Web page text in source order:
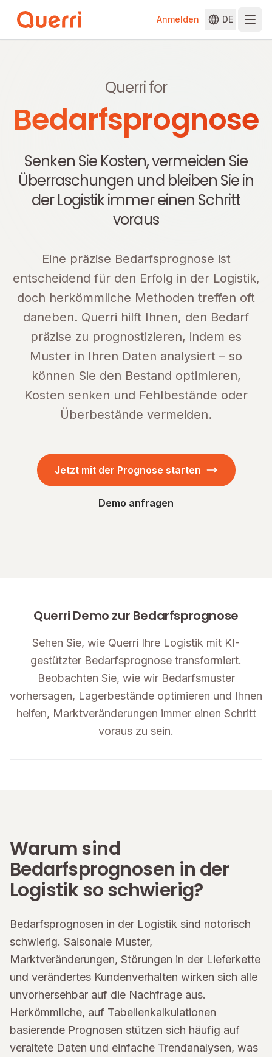
Anmelden DE
Querri for
Bedarfsprognose
Senken Sie Kosten, vermeiden Sie
Überraschungen und bleiben Sie in
der Logistik immer einen Schritt
voraus
Eine präzise Bedarfsprognose ist
entscheidend für den Erfolg in der Logistik,
doch herkömmliche Methoden treffen oft
daneben. Querri hilft Ihnen, den Bedarf
präzise zu prognostizieren, indem es
Muster in Ihren Daten analysiert – so
können Sie den Bestand optimieren,
Kosten senken und Fehlbestände oder
Überbestände vermeiden.
Jetzt mit der Prognose starten
Demo anfragen
Querri Demo zur Bedarfsprognose
Sehen Sie, wie Querri Ihre Logistik mit KI-
gestützter Bedarfsprognose transformiert.
Beobachten Sie, wie wir Bedarfsmuster
vorhersagen, Lagerbestände optimieren und Ihnen
helfen, Marktveränderungen immer einen Schritt
voraus zu sein.
Warum sind
Bedarfsprognosen in der
Logistik so schwierig?
Bedarfsprognosen in der Logistik sind notorisch
schwierig. Saisonale Muster,
Marktveränderungen, Störungen in der Lieferkette
und verändertes Kundenverhalten wirken sich alle
unvorhersehbar auf die Nachfrage aus.
Herkömmliche, auf Tabellenkalkulationen
basierende Prognosen stützen sich häufig auf
veraltete Daten und einfache Trendanalysen, was